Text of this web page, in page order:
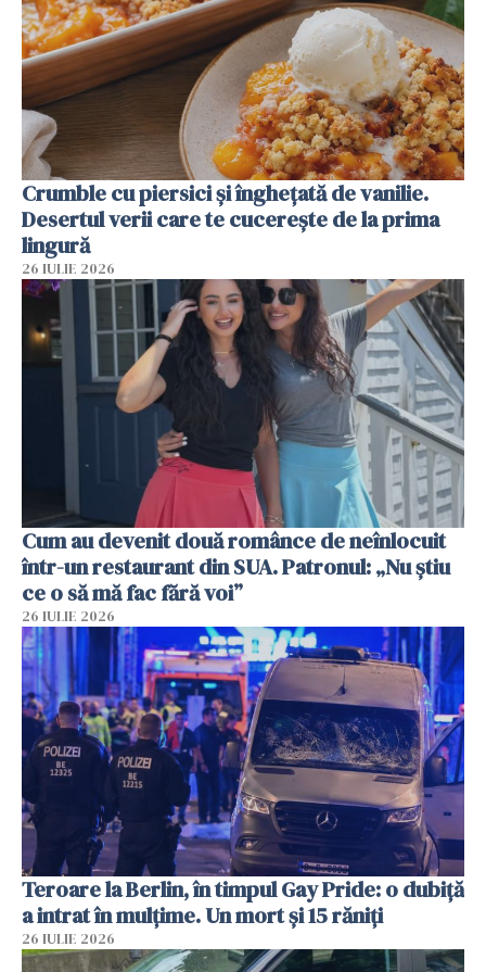
Crumble cu piersici și înghețată de vanilie.
Desertul verii care te cucerește de la prima
lingură
26 IULIE 2026
Cum au devenit două românce de neînlocuit
într-un restaurant din SUA. Patronul: „Nu știu
ce o să mă fac fără voi”
26 IULIE 2026
Teroare la Berlin, în timpul Gay Pride: o dubiță
a intrat în mulțime. Un mort și 15 răniți
26 IULIE 2026